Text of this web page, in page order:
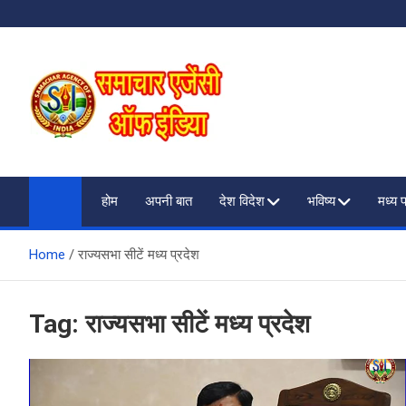
to
SAMACHAR AGENCY
होम अपनी बात देश विदेश भविष्य मध्य
Home राज्यसभा सीटें मध्य प्रदेश
Tag:राज्यसभा सीटें मध्य प्रदेश